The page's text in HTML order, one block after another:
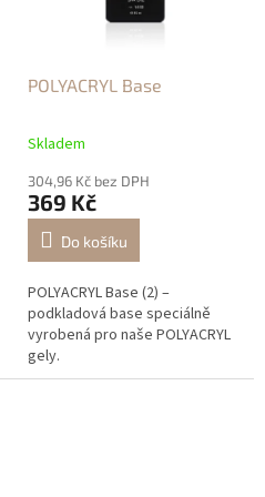
POLYACRYL Base
Skladem
304,96 Kč bez DPH
369 Kč
Do košíku
POLYACRYL Base (2) –
podkladová base speciálně
vyrobená pro naše POLYACRYL
gely.